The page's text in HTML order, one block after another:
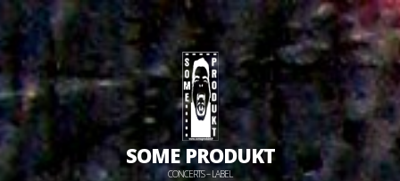
SOME PRODUKT
CONCERTS – LABEL